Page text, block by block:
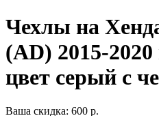
Чехлы на
(AD) 2015-
цвет серый с
Ваша скидка: 600 р.